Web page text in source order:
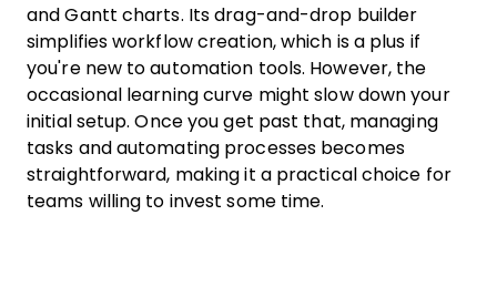
and Gantt charts. Its drag-and-drop builder
simplifies workflow creation, which is a plus if
you're new to automation tools. However, the
occasional learning curve might slow down your
initial setup. Once you get past that, managing
tasks and automating processes becomes
straightforward, making it a practical choice for
teams willing to invest some time.